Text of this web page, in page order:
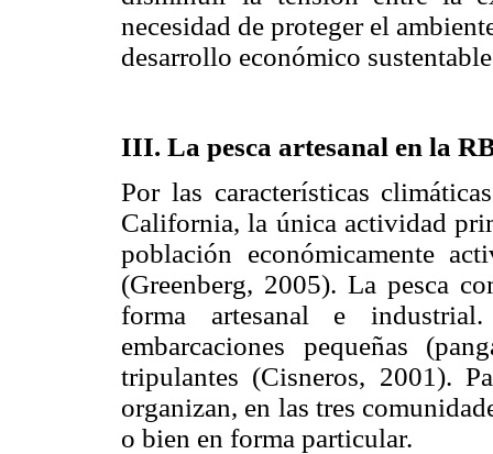
necesidad de proteger el
desarrollo económico
III. La pesca artesanal en la
Por las características
California, la única actividad
población económicamente
(Greenberg, 2005). La pesca
forma artesanal e
embarcaciones pequeñas
tripulantes (Cisneros, 2001).
organizan, en las tres
o bien en forma particular.